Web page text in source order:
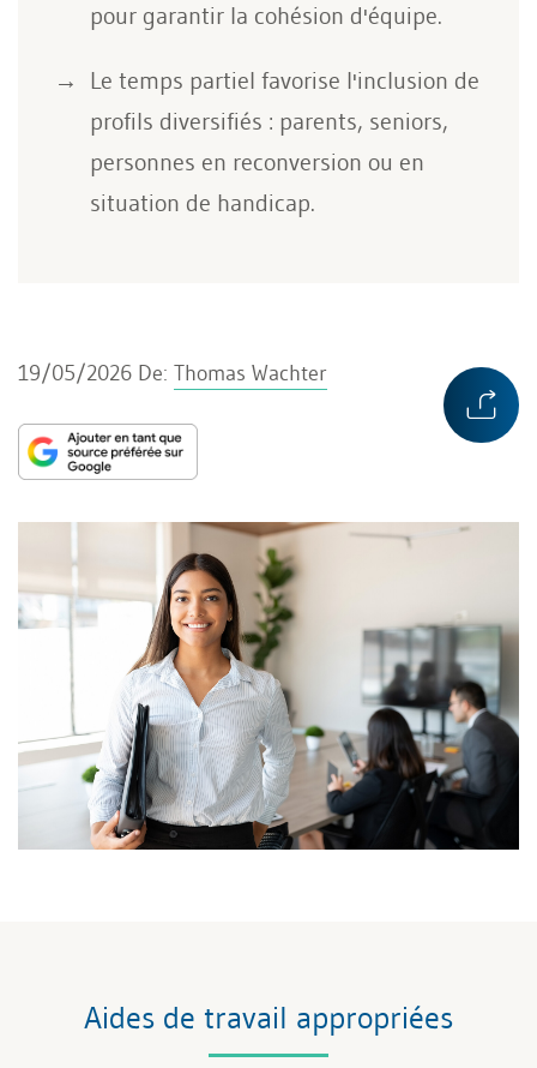
pour garantir la cohésion d'équipe.
Le temps partiel favorise l'inclusion de
profils diversifiés : parents, seniors,
personnes en reconversion ou en
situation de handicap.
19/05/2026 De: Thomas Wachter
Aides de travail appropriées